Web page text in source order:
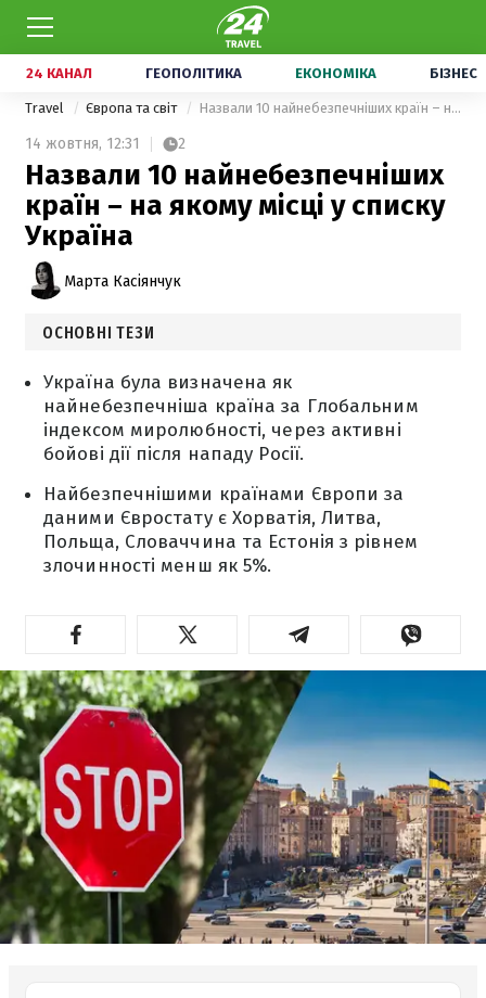
24 КАНАЛ ГЕОПОЛІТИКА ЕКОНОМІКА БІЗНЕС
Travel Європа та світ Назвали 10 найнебезпечніших країн – на якому місці у списку Україна
14 жовтня, 12:31 2
Назвали 10 найнебезпечніших
країн – на якому місці у списку
Україна
Марта Касіянчук
ОСНОВНІ ТЕЗИ
Україна була визначена як
найнебезпечніша країна за Глобальним
індексом миролюбності, через активні
бойові дії після нападу Росії.
Найбезпечнішими країнами Європи за
даними Євростату є Хорватія, Литва,
Польща, Словаччина та Естонія з рівнем
злочинності менш як 5%.